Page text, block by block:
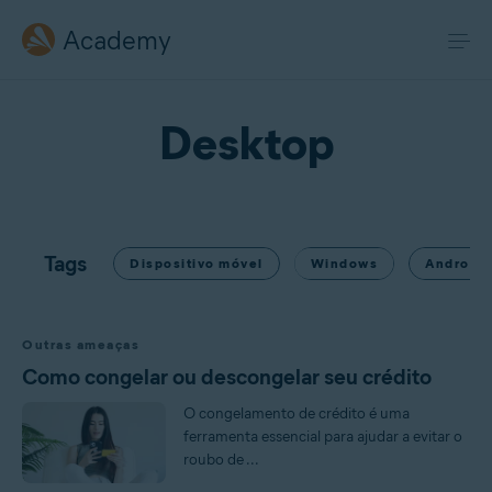
Academy
Desktop
Tags Dispositivo móvel Windows Android
Outras ameaças
Como congelar ou descongelar seu crédito
O congelamento de crédito é uma
ferramenta essencial para ajudar a evitar o
roubo de ...